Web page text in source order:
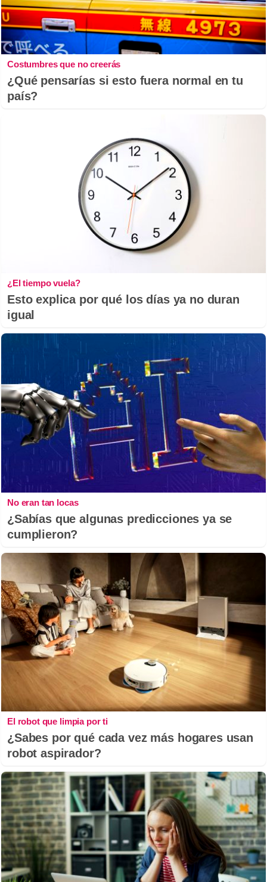
Costumbres que no creerás
¿Qué pensarías si esto fuera normal en tu
país?
¿El tiempo vuela?
Esto explica por qué los días ya no duran
igual
No eran tan locas
¿Sabías que algunas predicciones ya se
cumplieron?
El robot que limpia por ti
¿Sabes por qué cada vez más hogares usan
robot aspirador?